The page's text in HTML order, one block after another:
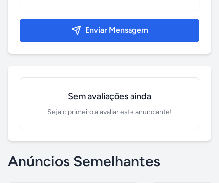
Enviar Mensagem
Sem avaliações ainda
Seja o primeiro a avaliar este anunciante!
Anúncios Semelhantes